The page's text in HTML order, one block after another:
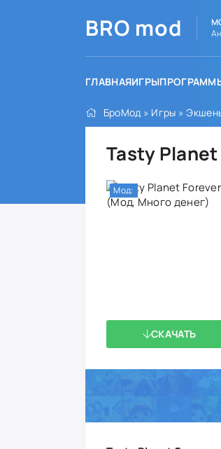
BRO mod
ГЛАВНАЯИГРЫ
БроМод » Игры »
Tasty
СКАЧАТЬ
Мод: